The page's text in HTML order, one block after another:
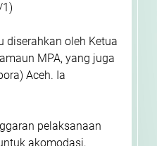
1)
diserahkan oleh Ketua
MPA, yang juga
Aceh. Ia
pelaksanaan
akomodasi,